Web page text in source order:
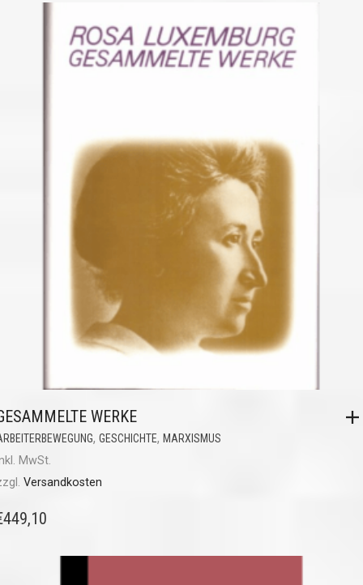
WERKE
, GESCHICHTE, MARXISMUS
MwSt.
Versandkosten
449,10